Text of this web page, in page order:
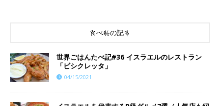
食べ物の記事
世界ごはんたべ記#36 イスラエルのレストラン
「ビシクレッタ」
04/15/2021